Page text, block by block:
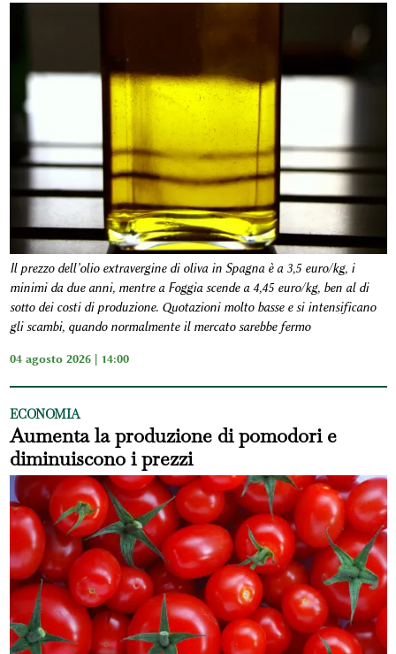
Il prezzo dell’olio extravergine di oliva in Spagna è a 3,5 euro/kg, i
minimi da due anni, mentre a Foggia scende a 4,45 euro/kg, ben al di
sotto dei costi di produzione. Quotazioni molto basse e si intensificano
gli scambi, quando normalmente il mercato sarebbe fermo
04 agosto 2026 | 14:00
ECONOMIA
Aumenta la produzione di pomodori e
diminuiscono i prezzi